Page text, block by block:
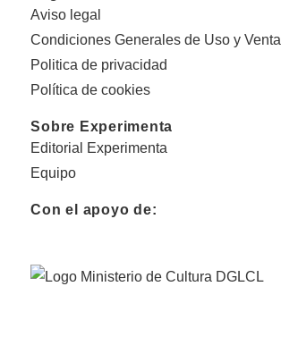
Aviso legal
Condiciones Generales de Uso y Venta
Politica de privacidad
Política de cookies
Sobre Experimenta
Editorial Experimenta
Equipo
Con el apoyo de: